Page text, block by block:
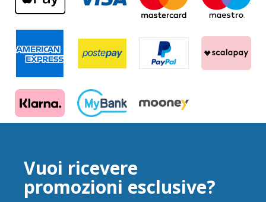
Vuoi ricevere
promozioni esclusive?